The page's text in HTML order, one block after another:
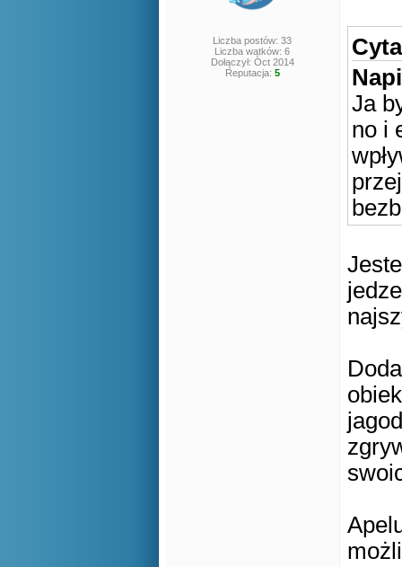
Liczba postów: 33
Liczba wątków: 6
Dołączył: Oct 2014
Reputacja: 5
Ja
no i